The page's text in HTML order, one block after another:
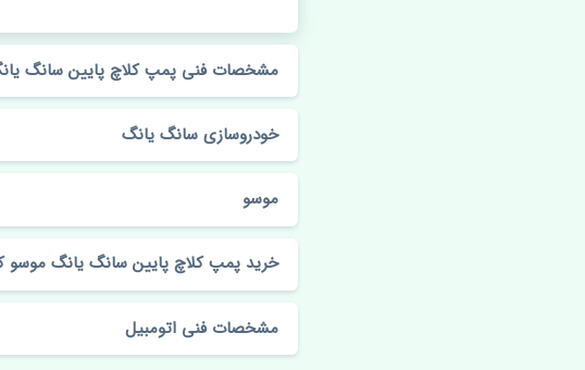
مشخصات فنی پمپ کلاچ پایین سانگ
خودروسازی سانگ یانگ
موسو
خرید پمپ کلاچ پایین سانگ یانگ موسو
مشخصات فنی اتومبیل